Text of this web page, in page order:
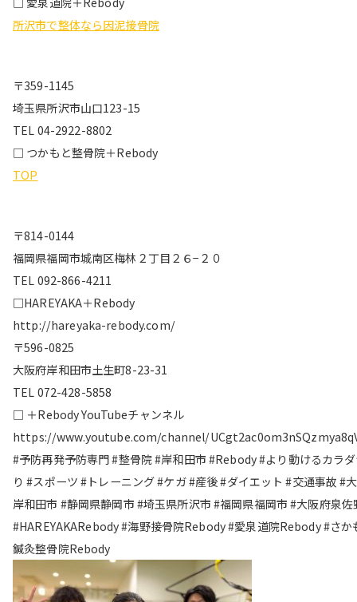
所沢市で整体なら因泥接骨院
〒359-1145
埼玉県所沢市山口123-15
TEL 04-2922-8802
□ つかもと整骨院＋Rebody
TOP
〒814-0144
福岡県福岡市城南区梅林２丁目２６−２０
TEL 092-866-4211
□HAREYAKA＋Rebody
http://hareyaka-rebody.com/
〒596-0825
大阪府岸和田市土生町8-23-31
TEL 072-428-5858
□ ＋Rebody YouTubeチャンネル
https://www.youtube.com/channel/
#予防再発予防専門 #整骨院 #岸和田市 #Rebody #より動けるカラ
り #スポーツ #トレーニング #ケガ #産後 #ダイエット #交通事故 #
岸和田市 #静岡県静岡市 #埼玉県所沢市 #福岡県福岡市 #大阪府泉佐
#HAREYAKARebody #海野接骨院Rebody #愛泉道院Rebody #さか
鍼灸整骨院Rebody